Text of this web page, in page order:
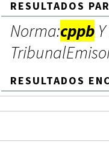
RESULTADOS
Norma:cppb
RESULTADOS